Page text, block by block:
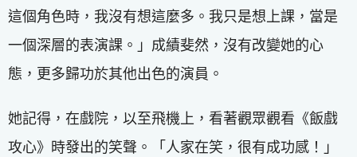
這個角色時，我沒有想這麼多。我只是想上課，當是
一個深層的表演課。」成績斐然，沒有改變她的心
態，更多歸功於其他出色的演員。
她記得，在戲院，以至飛機上，看著觀眾觀看《飯戲
攻心》時發出的笑聲。「人家在笑，很有成功感！」